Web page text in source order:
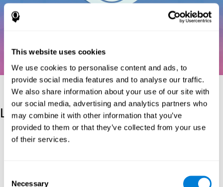
This website uses cookies
We use cookies to personalise content and ads, to
provide social media features and to analyse our traffic.
We also share information about your use of our site with
our social media, advertising and analytics partners who
may combine it with other information that you’ve
provided to them or that they’ve collected from your use
of their services.
Selection
Necessary
Les références
Kaplan, E., Goodglass, H., Weintraub, S. (1983). Boston Naming
Test. Philadelphia: Lea & Febiger.
TX: Psychological Corporation.